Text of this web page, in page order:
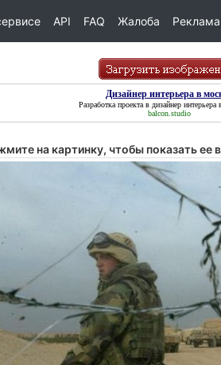
API FAQ Жалоба Реклама
Дизайнер интерьера в
Разработка проекта в дизайнер интерьера
balcon.studio
на картинку, чтобы показать ее